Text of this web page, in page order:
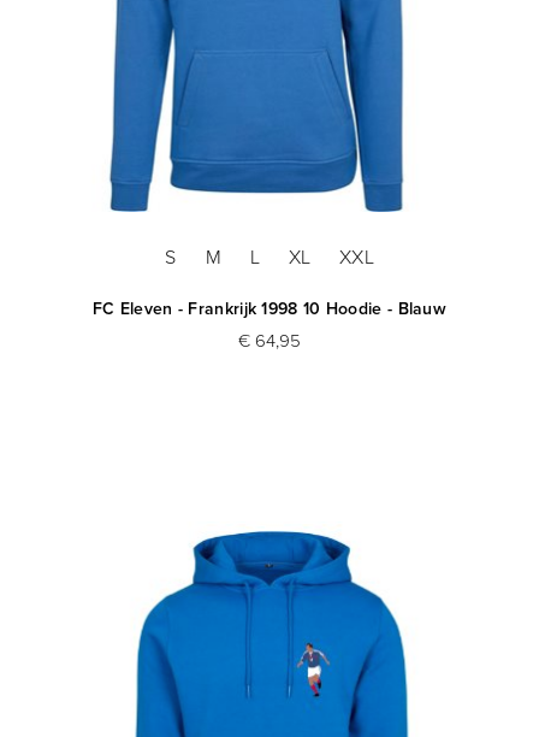
S M L XL XXL
FC Eleven - Frankrijk 1998 10 Hoodie - Blauw
€ 64,95